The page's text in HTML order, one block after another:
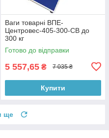
Ваги товарні ВПЕ-
Центровес-405-300-СВ до
300 кг
Готово до відправки
5 557,65 ₴ 7 035 ₴
Купити
ще